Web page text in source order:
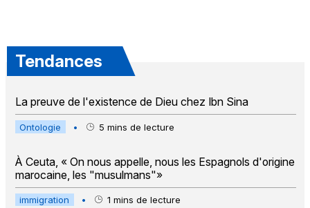
Tendances
La preuve de l'existence de Dieu chez Ibn Sina
Ontologie • 5 mins de lecture
À Ceuta, « On nous appelle, nous les Espagnols d'origine
marocaine, les "musulmans"»
immigration • 1 mins de lecture